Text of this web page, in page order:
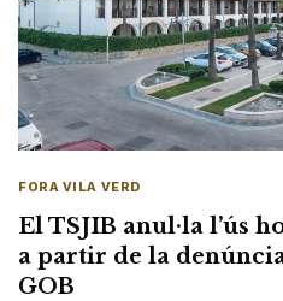
FORA VILA VERD
El TSJIB anul·la l’ús
a partir de la
GOB